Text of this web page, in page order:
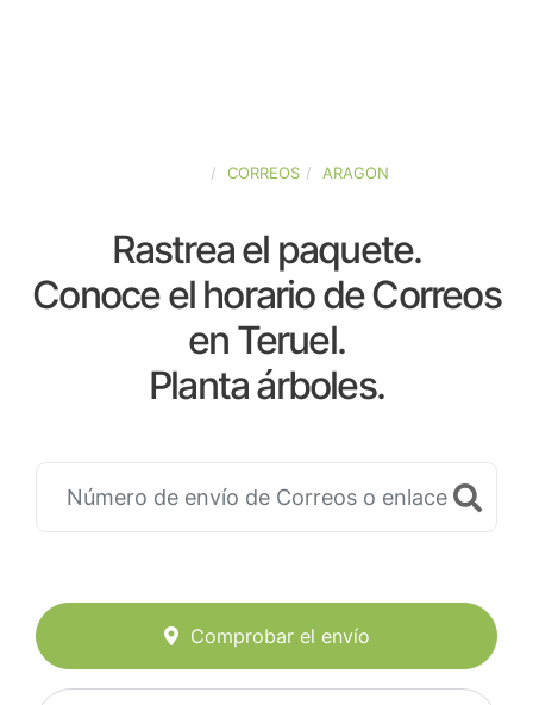
CORREOS ARAGON
Rastrea el paquete.
Conoce el horario de Correos
en Teruel.
Planta árboles.
Comprobar el envío